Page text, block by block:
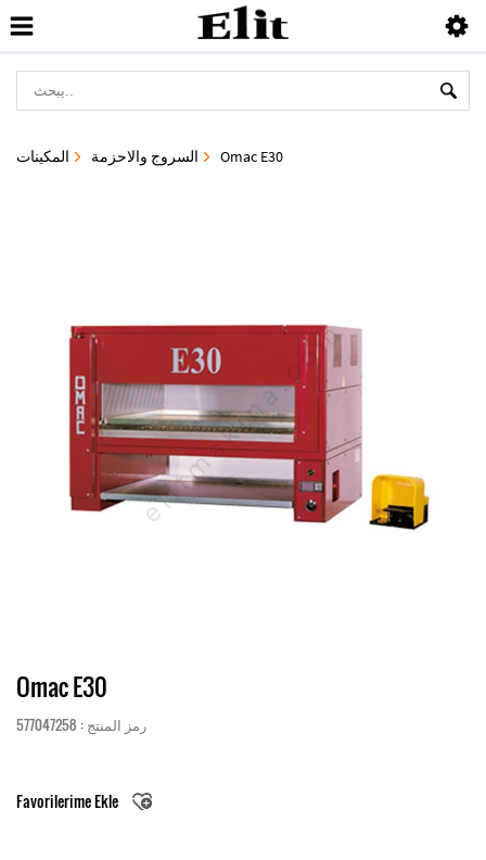
المكينات السروج والاحزمة Omac E30
Omac E30
رمز المنتج : 577047258
Favorilerime Ekle